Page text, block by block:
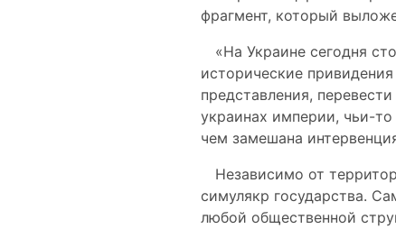
фрагмент, который
«На Украине сегодня
исторические
представления,
украинах империи, чьи-
чем замешана
Независимо от
симулякр государства.
любой общественной